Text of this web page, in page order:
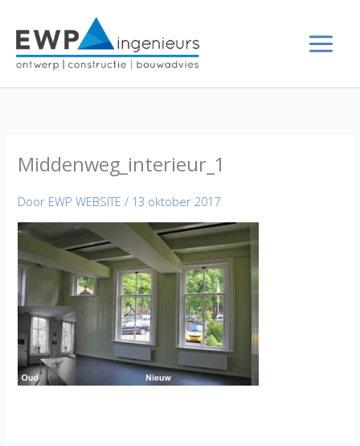
inhoud
Middenweg_interieur_1
Door EWP WEBSITE/ 13 oktober 2017